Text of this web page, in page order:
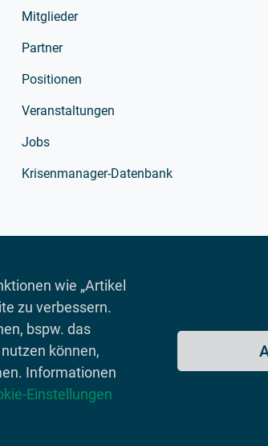
wie „Artikel
zu verbessern.
bspw. das
können,
Informationen
Einstellungen
Mitglieder
Partner
Positionen
Veranstaltungen
Jobs
Krisenmanager-Datenbank